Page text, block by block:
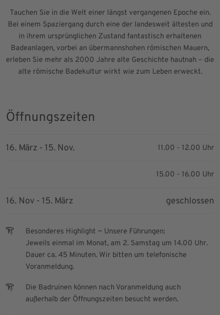
Tauchen Sie in die Welt einer längst vergangenen Epoche ein.
Bei einem Spaziergang durch eine der landesweit ältesten und
in ihrem ursprünglichen Zustand fantastisch erhaltenen
Badeanlagen, vorbei an übermannshohen römischen Mauern,
erleben Sie mehr als 2000 Jahre alte Geschichte hautnah – die
alte römische Badekultur wirkt wie zum Leben erweckt.
Öffnungszeiten
16. März - 15. Nov. 11.00 - 12.00 Uhr
15.00 - 16.00 Uhr
16. Nov - 15. März geschlossen
Besonderes Highlight – Unsere Führungen:
Jeweils einmal im Monat, am 2. Samstag um 14.00 Uhr.
Dauer ca. 45 Minuten. Wir bitten um telefonische
Voranmeldung.
Die Badruinen können nach Voranmeldung auch
außerhalb der Öffnungszeiten besucht werden.